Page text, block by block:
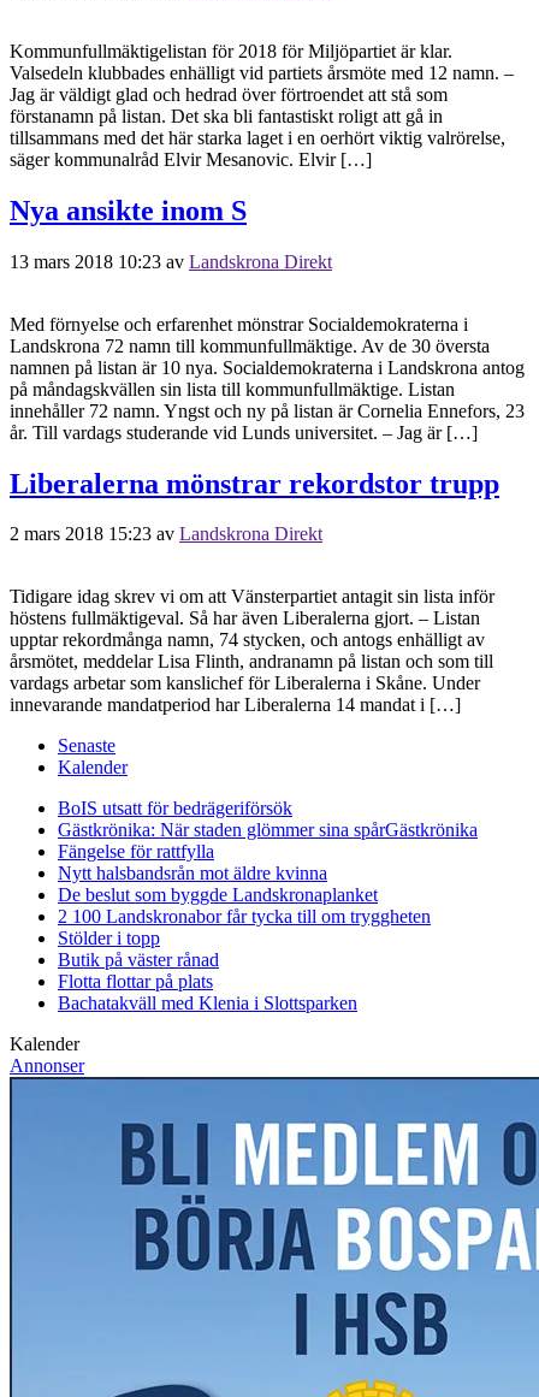
Kommunfullmäktigelistan för 2018 för Miljöpartiet är klar.
Valsedeln klubbades enhälligt vid partiets årsmöte med 12 namn. –
Jag är väldigt glad och hedrad över förtroendet att stå som
förstanamn på listan. Det ska bli fantastiskt roligt att gå in
tillsammans med det här starka laget i en oerhört viktig valrörelse,
säger kommunalråd Elvir Mesanovic. Elvir […]
Nya ansikte inom S
13 mars 2018 10:23 av Landskrona Direkt
Med förnyelse och erfarenhet mönstrar Socialdemokraterna i
Landskrona 72 namn till kommunfullmäktige. Av de 30 översta
namnen på listan är 10 nya. Socialdemokraterna i Landskrona antog
på måndagskvällen sin lista till kommunfullmäktige. Listan
innehåller 72 namn. Yngst och ny på listan är Cornelia Ennefors, 23
år. Till vardags studerande vid Lunds universitet. – Jag är […]
Liberalerna mönstrar rekordstor trupp
2 mars 2018 15:23 av Landskrona Direkt
Tidigare idag skrev vi om att Vänsterpartiet antagit sin lista inför
höstens fullmäktigeval. Så har även Liberalerna gjort. – Listan
upptar rekordmånga namn, 74 stycken, och antogs enhälligt av
årsmötet, meddelar Lisa Flinth, andranamn på listan och som till
vardags arbetar som kanslichef för Liberalerna i Skåne. Under
innevarande mandatperiod har Liberalerna 14 mandat i […]
Senaste
Kalender
BoIS utsatt för bedrägeriförsök
Gästkrönika: När staden glömmer sina spårGästkrönika
Fängelse för rattfylla
Nytt halsbandsrån mot äldre kvinna
De beslut som byggde Landskronaplanket
2 100 Landskronabor får tycka till om tryggheten
Stölder i topp
Butik på väster rånad
Flotta flottar på plats
Bachatakväll med Klenia i Slottsparken
Kalender
Annonser